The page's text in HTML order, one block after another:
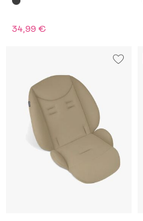
34,99 €